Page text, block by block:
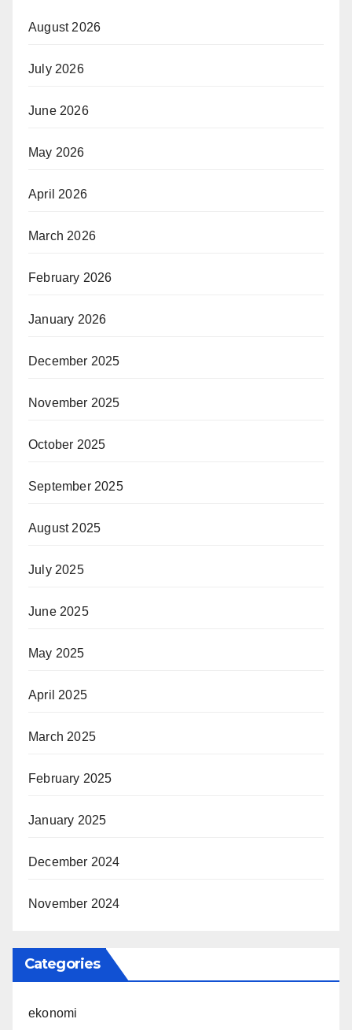
August 2026
July 2026
June 2026
May 2026
April 2026
March 2026
February 2026
January 2026
December 2025
November 2025
October 2025
September 2025
August 2025
July 2025
June 2025
May 2025
April 2025
March 2025
February 2025
January 2025
December 2024
November 2024
Categories
ekonomi